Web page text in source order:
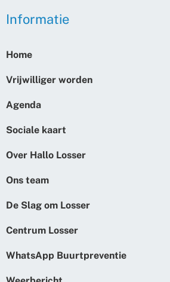
Informatie
Home
Vrijwilliger worden
Agenda
Sociale kaart
Over Hallo Losser
Ons team
De Slag om Losser
Centrum Losser
WhatsApp Buurtpreventie